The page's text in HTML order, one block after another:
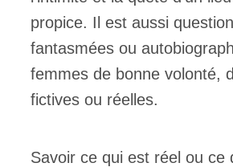
propice. Il est aussi
fantasmées ou
femmes de bonne volonté,
fictives ou réelles.
Savoir ce qui est réel ou ce